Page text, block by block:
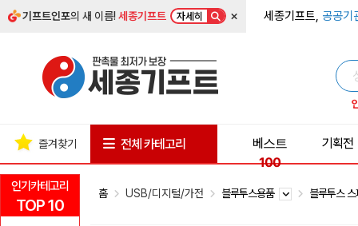
기프트인포의 새 이름!세종기프트 자세히 × 세종기프트, 공공기
인기카테고리
TOP 10
즐겨찾기 전체 카테고리
베스트
100
기획전
홈 USB/디지털/가전 블루투스용품 블루투스